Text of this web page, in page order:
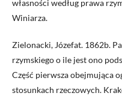
własności według prawa
Winiarza.
Zielonacki, Józefat. 1862b.
rzymskiego o ile jest ono
Część pierwsza obejmująca
stosunkach rzeczowych.